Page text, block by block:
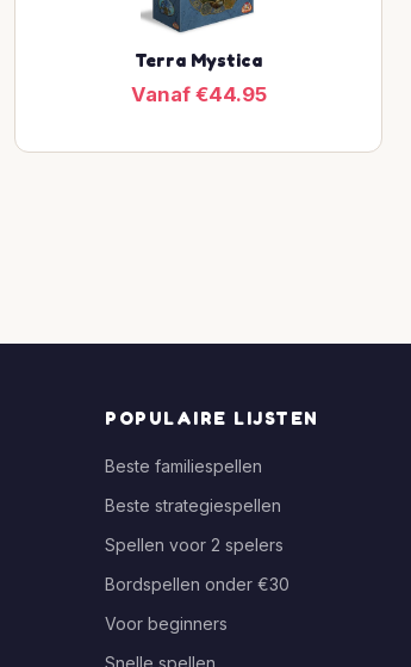
Terra Mystica
Vanaf €44.95
POPULAIRE LIJSTEN
Beste familiespellen
Beste strategiespellen
Spellen voor 2 spelers
Bordspellen onder €30
Voor beginners
Snelle spellen